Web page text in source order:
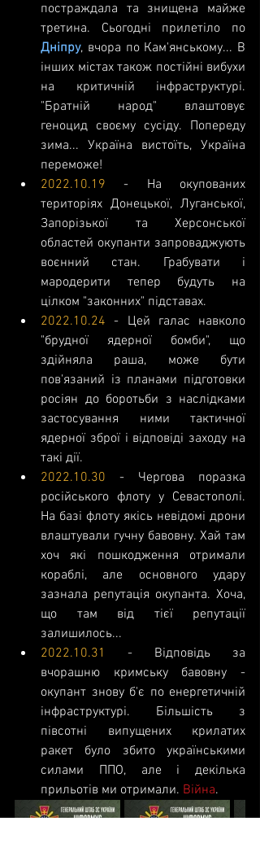
постраждала та знищена майже
Дніпру, вчора по Кам'янському... В
інших містах також постійні вибухи
на критичній інфраструктурі.
"Братній народ" влаштовує
геноцид своєму сусіду. Попереду
зима... Україна вистоїть, Україна
переможе!
2022.10.19 - На окупованих
територіях Донецької, Луганської,
Запорізької та Херсонської
областей окупанти запроваджують
воєнний стан. Грабувати і
мародерити тепер будуть на
цілком "законних" підставах.
2022.10.24 - Цей галас навколо
"брудної ядерної бомби", що
здійняла раша, може бути
пов'язаний із планами підготовки
росіян до боротьби з наслідками
застосування ними тактичної
ядерної зброї і відповіді заходу на
такі дії.
2022.10.30 - Чергова поразка
російського флоту у Севастополі.
На базі флоту якісь невідомі дрони
влаштували гучну бавовну. Хай там
хоч які пошкодження отримали
кораблі, але основного удару
зазнала репутація окупанта. Хоча,
що там від тієї репутації
залишилось...
2022.10.31
- Відповідь за
вчорашню кримську бавовну -
окупант знову б'є по енергетичній
інфраструктурі. Більшість з
півсотні випущених крилатих
ракет було збито українськими
силами ППО, але і декілька
прильотів ми отримали. Війна.